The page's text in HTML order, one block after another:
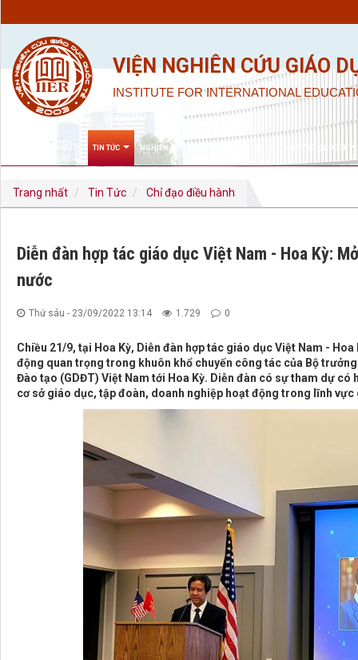
VIỆN NGHIÊN CỨU GIÁO
INSTITUTE FOR INTERNATIONAL
TIN TỨC NGHIÊN CỨU KHOA HỌC & ĐÀO TẠO HỢP TÁC QUỐC TẾ
Trang nhất Tin Tức Chỉ đạo điều hành
Diễn đàn hợp tác giáo dục Việt Nam - Hoa Kỳ:
nước
Thứ sáu - 23/09/2022 13:14 1.729 0
Chiều 21/9, tại Hoa Kỳ, Diễn đàn hợp tác giáo dục Việt Nam -
động quan trọng trong khuôn khổ chuyến công tác của Bộ
Đào tạo (GDĐT) Việt Nam tới Hoa Kỳ. Diễn đàn có sự tham dự
cơ sở giáo dục, tập đoàn, doanh nghiệp hoạt động trong lĩnh vực